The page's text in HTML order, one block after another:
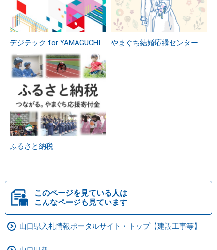
デジテック for YAMAGUCHI やまぐち結婚応縁センター
ふるさと納税
このページを見ている人は
こんなページも見ています
山口県入札情報ポータルサイト・トップ【建設工事等】